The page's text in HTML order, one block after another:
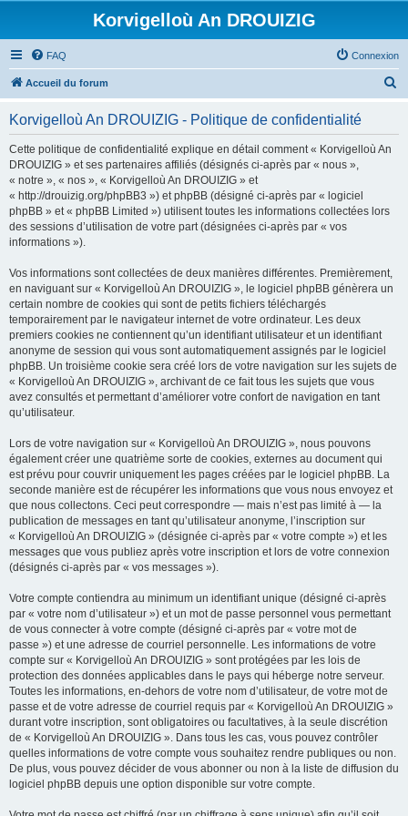
Korvigelloù An DROUIZIG
FAQ Connexion
Accueil du forum
Korvigelloù An DROUIZIG - Politique de confidentialité
Cette politique de confidentialité explique en détail comment « Korvigelloù An
DROUIZIG » et ses partenaires affiliés (désignés ci-après par « nous »,
« notre », « nos », « Korvigelloù An DROUIZIG » et
« http://drouizig.org/phpBB3 ») et phpBB (désigné ci-après par « logiciel
phpBB » et « phpBB Limited ») utilisent toutes les informations collectées lors
des sessions d’utilisation de votre part (désignées ci-après par « vos
informations »).
Vos informations sont collectées de deux manières différentes. Premièrement,
en naviguant sur « Korvigelloù An DROUIZIG », le logiciel phpBB génèrera un
certain nombre de cookies qui sont de petits fichiers téléchargés
temporairement par le navigateur internet de votre ordinateur. Les deux
premiers cookies ne contiennent qu’un identifiant utilisateur et un identifiant
anonyme de session qui vous sont automatiquement assignés par le logiciel
phpBB. Un troisième cookie sera créé lors de votre navigation sur les sujets de
« Korvigelloù An DROUIZIG », archivant de ce fait tous les sujets que vous
avez consultés et permettant d’améliorer votre confort de navigation en tant
qu’utilisateur.
Lors de votre navigation sur « Korvigelloù An DROUIZIG », nous pouvons
également créer une quatrième sorte de cookies, externes au document qui
est prévu pour couvrir uniquement les pages créées par le logiciel phpBB. La
seconde manière est de récupérer les informations que vous nous envoyez et
que nous collectons. Ceci peut correspondre — mais n’est pas limité à — la
publication de messages en tant qu’utilisateur anonyme, l’inscription sur
« Korvigelloù An DROUIZIG » (désignée ci-après par « votre compte ») et les
messages que vous publiez après votre inscription et lors de votre connexion
(désignés ci-après par « vos messages »).
Votre compte contiendra au minimum un identifiant unique (désigné ci-après
par « votre nom d’utilisateur ») et un mot de passe personnel vous permettant
de vous connecter à votre compte (désigné ci-après par « votre mot de
passe ») et une adresse de courriel personnelle. Les informations de votre
compte sur « Korvigelloù An DROUIZIG » sont protégées par les lois de
protection des données applicables dans le pays qui héberge notre serveur.
Toutes les informations, en-dehors de votre nom d’utilisateur, de votre mot de
passe et de votre adresse de courriel requis par « Korvigelloù An DROUIZIG »
durant votre inscription, sont obligatoires ou facultatives, à la seule discrétion
de « Korvigelloù An DROUIZIG ». Dans tous les cas, vous pouvez contrôler
quelles informations de votre compte vous souhaitez rendre publiques ou non.
De plus, vous pouvez décider de vous abonner ou non à la liste de diffusion du
logiciel phpBB depuis une option disponible sur votre compte.